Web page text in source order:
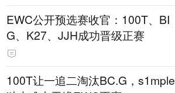
EWC公开预选赛收官：100T、BI
G、K27、JJH成功晋级正赛
100T让一追二淘汰BC.G，s1mple